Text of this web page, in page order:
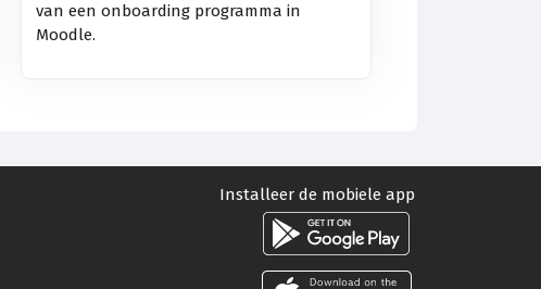
van een onboarding programma in
Moodle.
Installeer de mobiele app